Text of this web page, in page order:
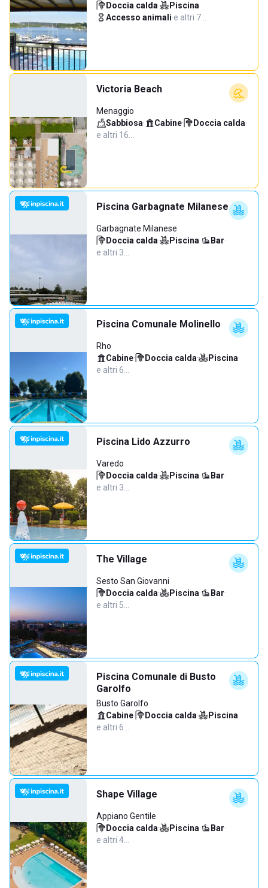
Doccia calda· Piscina·
Accesso animali·e altri 7…
Victoria Beach
Menaggio
Sabbiosa· Cabine· Doccia calda·
e altri 16…
Piscina Garbagnate Milanese
Garbagnate Milanese
Doccia calda· Piscina· Bar·
e altri 3…
Piscina Comunale Molinello
Rho
Cabine· Doccia calda· Piscina·
e altri 6…
Piscina Lido Azzurro
Varedo
Doccia calda· Piscina· Bar·
e altri 3…
The Village
Sesto San Giovanni
Doccia calda· Piscina· Bar·
e altri 5…
Piscina Comunale di Busto
Garolfo
Busto Garolfo
Cabine· Doccia calda· Piscina·
e altri 6…
Shape Village
Appiano Gentile
Doccia calda· Piscina· Bar·
e altri 4…